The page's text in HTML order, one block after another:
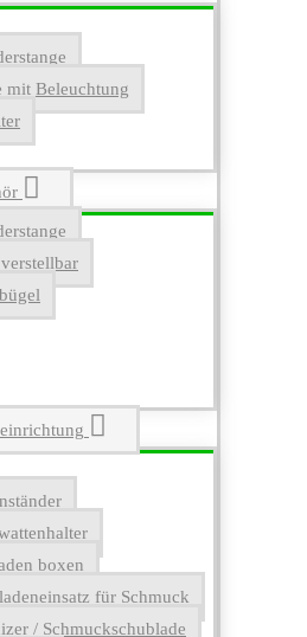
mit Beleuchtung
boxen
für Schmuck
/ Schmuckschublade